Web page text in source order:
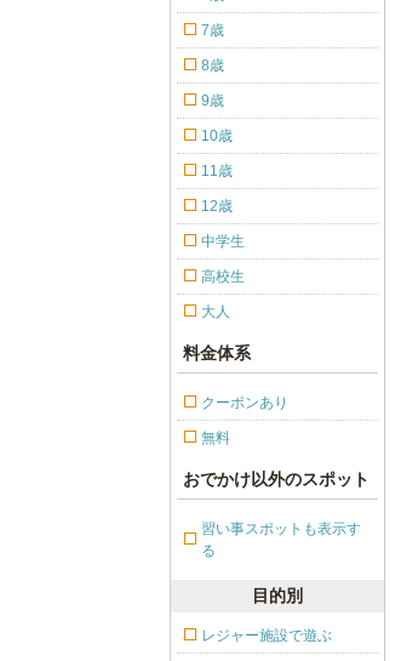
7歳
8歳
9歳
10歳
11歳
12歳
中学生
高校生
大人
料金体系
クーポンあり
無料
おでかけ以外のスポット
習い事スポットも表示す
る
目的別
レジャー施設で遊ぶ